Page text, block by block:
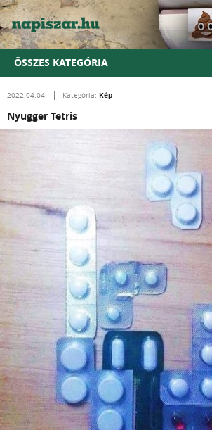
ÖSSZES KATEGÓRIA
2022.04.04. Kategória: Kép
Nyugger Tetris